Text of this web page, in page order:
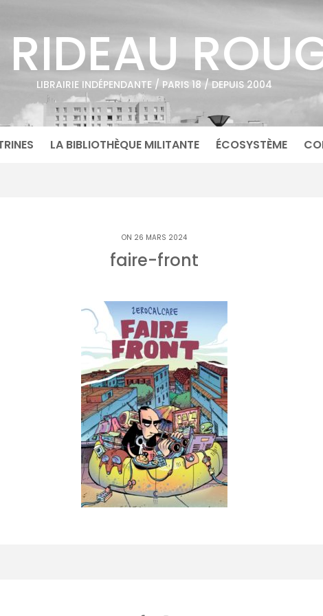
RIDEAU
LIBRAIRIE INDÉPENDANTE / PARIS 18 / DEPUIS 2004
LA BIBLIOTHÈQUE MILITANTE ÉCOSYSTÈME
ON 26 MARS 2024
faire-front